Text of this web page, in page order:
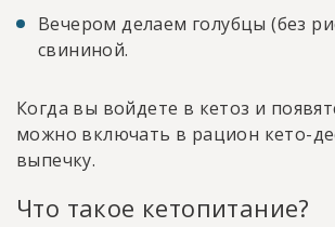
Вечером делаем голубцы (без
свининой.
Когда вы войдете в кетоз и
можно включать в рацион кето-
выпечку.
Что такое кетопитание?